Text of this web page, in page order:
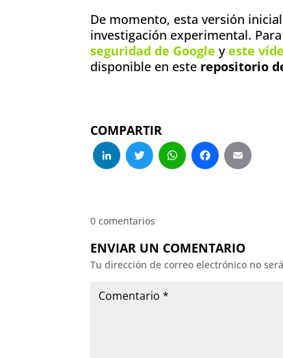
De momento, esta versión
investigación experimental.
seguridad de Google yeste
disponible en este repositorio
COMPARTIR
LinkedIn
Twitter
0 comentarios
ENVIAR UN COMENTARIO
Tu dirección de correo electrónico no